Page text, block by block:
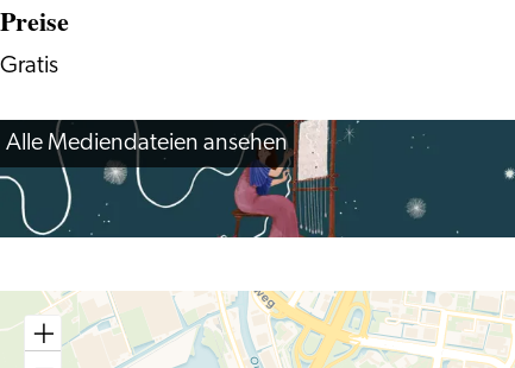
Preise
Gratis
Alle Mediendateien ansehen